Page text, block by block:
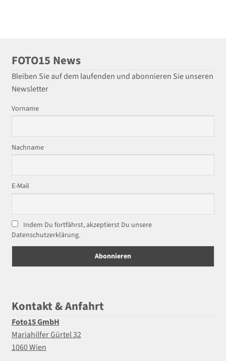
FOTO15 News
Bleiben Sie auf dem laufenden und abonnieren Sie unseren
Newsletter
Vorname
Nachname
E-Mail
Indem Du fortfährst, akzeptierst Du unsere
Datenschutzerklärung.
Kontakt & Anfahrt
Foto15 GmbH
Mariahilfer Gürtel 32
1060 Wien